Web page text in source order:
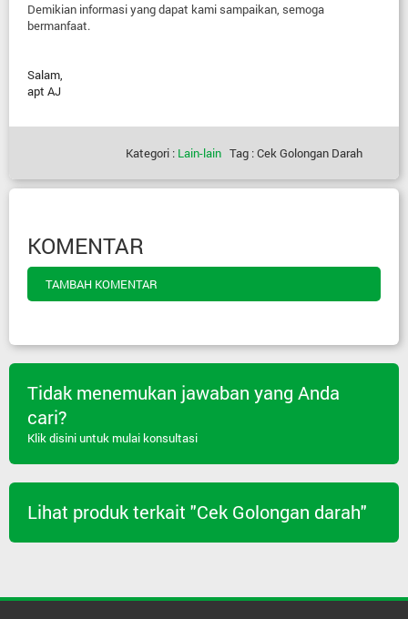
Demikian informasi yang dapat kami sampaikan, semoga
bermanfaat.
Salam,
apt AJ
Kategori : Lain-lain Tag : Cek Golongan Darah
KOMENTAR
TAMBAH KOMENTAR
Tidak menemukan jawaban yang Anda
cari?
Klik disini untuk mulai konsultasi
Lihat produk terkait "Cek Golongan darah"